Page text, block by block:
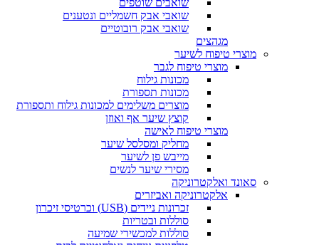
שואבים שוטפים
שואבי אבק חשמליים ונטענים
שואבי אבק רובוטיים
מגהצים
מוצרי טיפוח לשיער
מוצרי טיפוח לגבר
מכונות גילוח
מכונות תספורת
מוצרים משלימים למכונות גילוח ותספורת
קוצץ שיער אף ואוזן
מוצרי טיפוח לאישה
מחליק ומסלסל שיער
מייבש פן לשיער
מסירי שיער לנשים
סאונד ואלקטרוניקה
אלקטרוניקה ואביזרים
זכרונות ניידים (USB) וכרטיסי זיכרון
סוללות ובטריות
סוללות למכשירי שמיעה